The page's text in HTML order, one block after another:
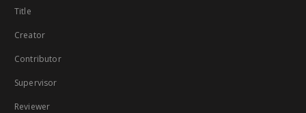
Title
Creator
Contributor
Supervisor
Reviewer